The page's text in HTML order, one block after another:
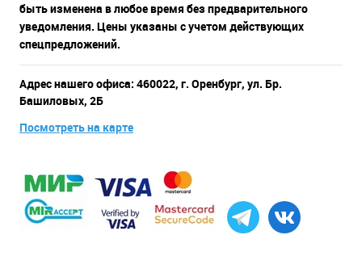
быть изменена в любое время без предварительного
уведомления. Цены указаны с учетом действующих
спецпредложений.
Адрес нашего офиса: 460022, г. Оренбург, ул. Бр.
Башиловых, 2Б
Посмотреть на карте